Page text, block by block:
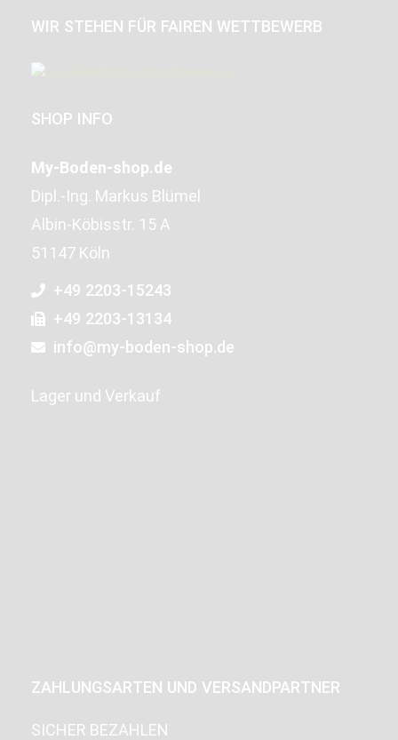
WIR STEHEN FÜR FAIREN WETTBEWERB
SHOP INFO
My-Boden-shop.de
Dipl.-Ing. Markus Blümel
Albin-Köbisstr. 15 A
51147 Köln
+49 2203-15243
+49 2203-13134
info@my-boden-shop.de
Lager und Verkauf
ZAHLUNGSARTEN UND VERSANDPARTNER
SICHER BEZAHLEN